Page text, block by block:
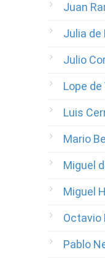
Juan
Julia de
Julio
Lope de
Luis
Mario
Miguel
Miguel
Octavio
Pablo